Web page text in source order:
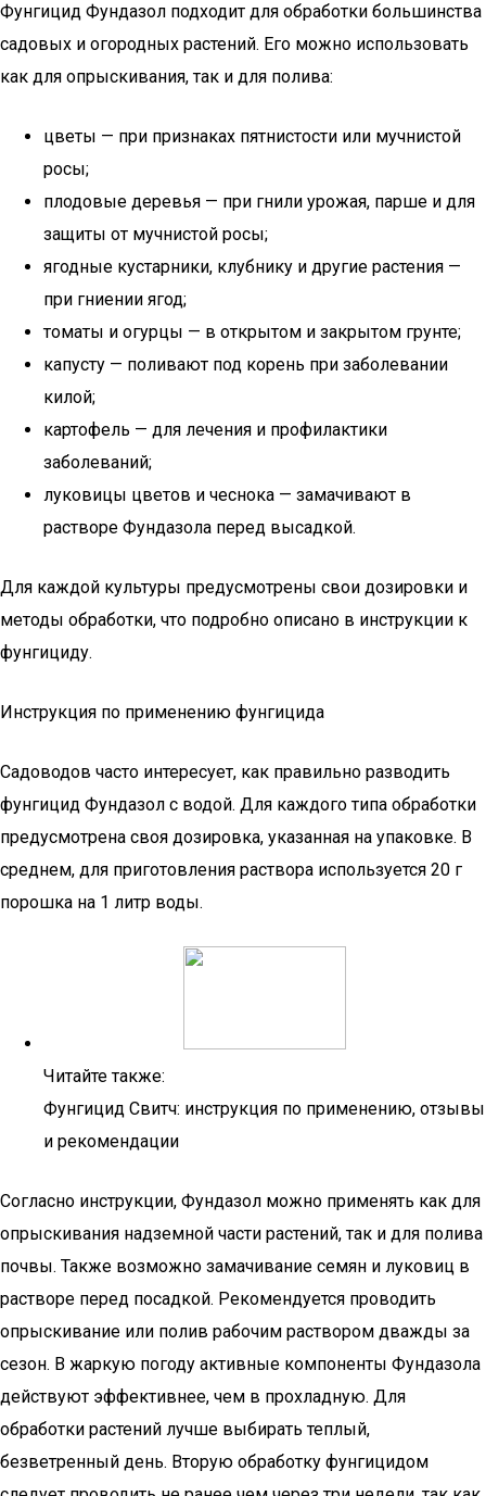
Фунгицид Фундазол подходит для обработки большинства
садовых и огородных растений. Его можно использовать
как для опрыскивания, так и для полива:
цветы — при признаках пятнистости или мучнистой
росы;
плодовые деревья — при гнили урожая, парше и для
защиты от мучнистой росы;
ягодные кустарники, клубнику и другие растения —
при гниении ягод;
томаты и огурцы — в открытом и закрытом грунте;
капусту — поливают под корень при заболевании
килой;
картофель — для лечения и профилактики
заболеваний;
луковицы цветов и чеснока — замачивают в
растворе Фундазола перед высадкой.
Для каждой культуры предусмотрены свои дозировки и
методы обработки, что подробно описано в инструкции к
фунгициду.
Инструкция по применению фунгицида
Садоводов часто интересует, как правильно разводить
фунгицид Фундазол с водой. Для каждого типа обработки
предусмотрена своя дозировка, указанная на упаковке. В
среднем, для приготовления раствора используется 20 г
порошка на 1 литр воды.
Читайте также:
Фунгицид Свитч: инструкция по применению, отзывы
и рекомендации
Согласно инструкции, Фундазол можно применять как для
опрыскивания надземной части растений, так и для полива
почвы. Также возможно замачивание семян и луковиц в
растворе перед посадкой. Рекомендуется проводить
опрыскивание или полив рабочим раствором дважды за
сезон. В жаркую погоду активные компоненты Фундазола
действуют эффективнее, чем в прохладную. Для
обработки растений лучше выбирать теплый,
безветренный день. Вторую обработку фунгицидом